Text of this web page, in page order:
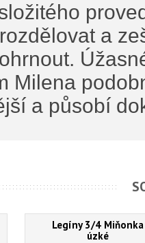
a
Milena
a působí
Legíny 3/4 Miňonka
úzké